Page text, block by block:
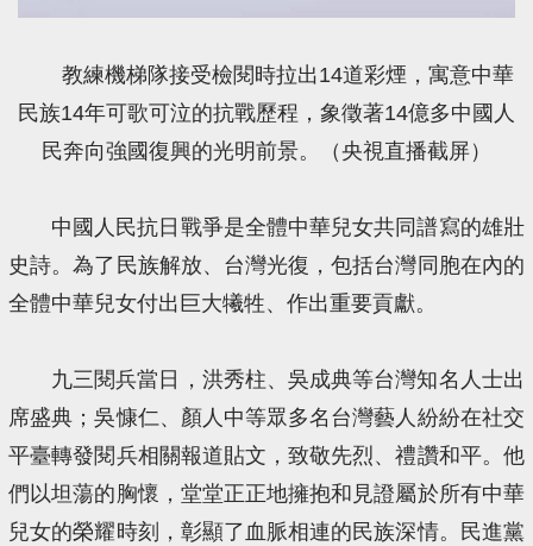
教練機梯隊接受檢閱時拉出14道彩煙，寓意中華
民族14年可歌可泣的抗戰歷程，象徵著14億多中國人
民奔向強國復興的光明前景。（央視直播截屏）
中國人民抗日戰爭是全體中華兒女共同譜寫的雄壯
史詩。為了民族解放、台灣光復，包括台灣同胞在內的
全體中華兒女付出巨大犧牲、作出重要貢獻。
九三閱兵當日，洪秀柱、吳成典等台灣知名人士出
席盛典；吳慷仁、顏人中等眾多名台灣藝人紛紛在社交
平臺轉發閱兵相關報道貼文，致敬先烈、禮讚和平。他
們以坦蕩的胸懷，堂堂正正地擁抱和見證屬於所有中華
兒女的榮耀時刻，彰顯了血脈相連的民族深情。民進黨